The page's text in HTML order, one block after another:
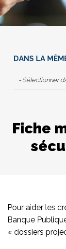
DANS LA
- Sélectionner
Fiche
Pour aider les
Banque
« dossiers